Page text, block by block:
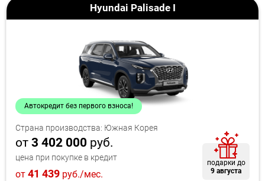
Hyundai Palisade I
Автокредит без первого взноса!
Страна производства: Южная Корея
от 3 402 000 руб.
цена при покупке в кредит
от 41 439 руб./мес.
подарки до
9 августа